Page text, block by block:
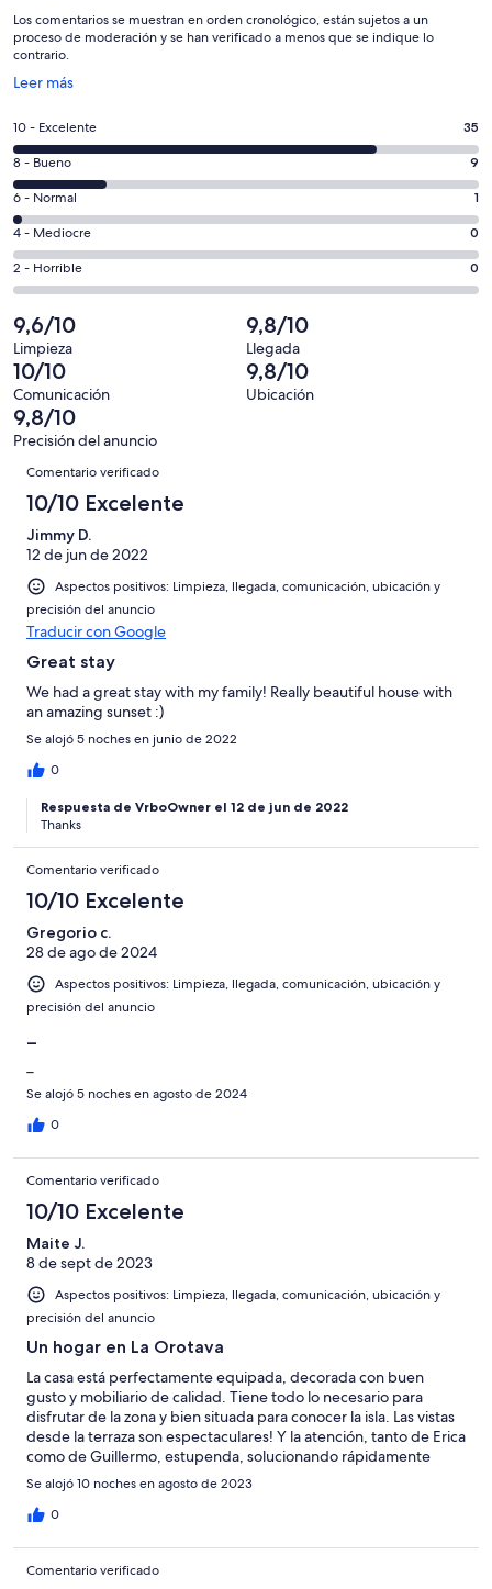
Los comentarios se muestran en orden cronológico, están sujetos a un
proceso de moderación y se han verificado a menos que se indique lo
contrario.
Leer más
Se
en
una
ventana
nueva
35
comentarios
de
un
total
de
45
con
una
puntuación
de
10
-
Excelente
10 - Excelente 35
9
comentarios
de
un
total
de
con
una
puntuación
de
8
-
Bueno
8 - Bueno 9
1
comentarios
de
un
total
de
45
con
una
puntuación
de
6
Normal
6 - Normal 1
0
comentarios
de
total
de
45
con
una
puntuación
de
Mediocre
4 - Mediocre 0
0
comentarios
de
un
total
de
45
con
puntuación
de
Horrible
2 - Horrible 0
9,6/10
Limpieza
9,8/10
Llegada
10/10
Comunicación
9,8/10
Ubicación
9,8/10
Precisión del anuncio
Comentarios
Comentario verificado
10/10 Excelente
Jimmy D.
12 de jun de 2022
Aspectos positivos: Limpieza, llegada, comunicación, ubicación y
precisión del anuncio
Traducir con Google
Great stay
We had a great stay with my family! Really beautiful house with
an amazing sunset :)
Se alojó 5 noches en junio de 2022
0
Respuesta de VrboOwner el 12 de jun de 2022
Thanks
Comentario verificado
10/10 Excelente
Gregorio c.
28 de ago de 2024
Aspectos positivos: Limpieza, llegada, comunicación, ubicación y
precisión del anuncio
Se alojó 5 noches en agosto de 2024
0
Comentario verificado
10/10 Excelente
Maite J.
8 de sept de 2023
Aspectos positivos: Limpieza, llegada, comunicación, ubicación y
precisión del anuncio
Un hogar en La Orotava
La casa está perfectamente equipada, decorada con buen
gusto y mobiliario de calidad. Tiene todo lo necesario para
disfrutar de la zona y bien situada para conocer la isla. Las vistas
desde la terraza son espectaculares! Y la atención, tanto de Erica
como de Guillermo, estupenda, solucionando rápidamente
cualquier imprevisto. Repetiremos sin duda, muy
recomendable!
Se alojó 10 noches en agosto de 2023
0
Comentario verificado